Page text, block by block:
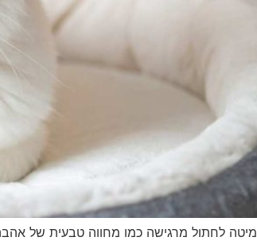
לחתול מרגישה כמו מחווה טבעית של